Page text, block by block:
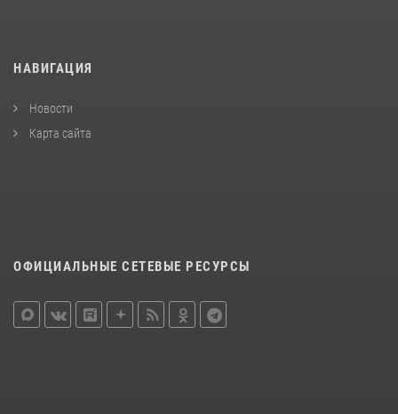
НАВИГАЦИЯ
Новости
Карта сайта
ОФИЦИАЛЬНЫЕ СЕТЕВЫЕ РЕСУРСЫ